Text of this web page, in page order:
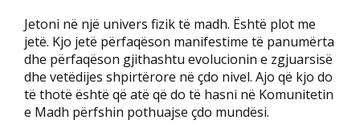
Jetoni në një univers fizik të madh. Është plot me
jetë. Kjo jetë përfaqëson manifestime të panumërta
dhe përfaqëson gjithashtu evolucionin e zgjuarsisë
dhe vetëdijes shpirtërore në çdo nivel. Ajo që kjo do
të thotë është që atë që do të hasni në Komunitetin
e Madh përfshin pothuajse çdo mundësi.